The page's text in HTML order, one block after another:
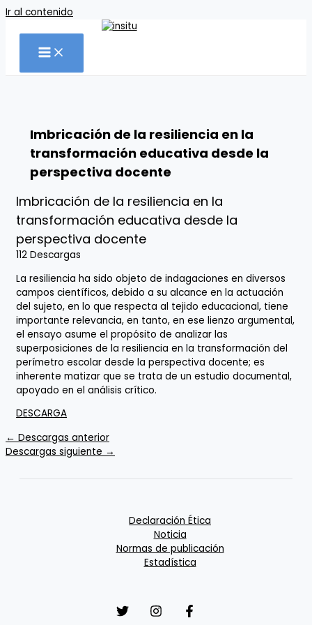
Ir al contenido
Imbricación de la resiliencia en la
transformación educativa desde la
perspectiva docente
Imbricación de la resiliencia en la
transformación educativa desde la
perspectiva docente
112 Descargas
La resiliencia ha sido objeto de indagaciones en diversos
campos científicos, debido a su alcance en la actuación
del sujeto, en lo que respecta al tejido educacional, tiene
importante relevancia, en tanto, en ese lienzo argumental,
el ensayo asume el propósito de analizar las
superposiciones de la resiliencia en la transformación del
perímetro escolar desde la perspectiva docente; es
inherente matizar que se trata de un estudio documental,
apoyado en el análisis crítico.
DESCARGA
← Descargas anterior
Descargas siguiente →
Declaración Ética
Noticia
Normas de publicación
Estadística